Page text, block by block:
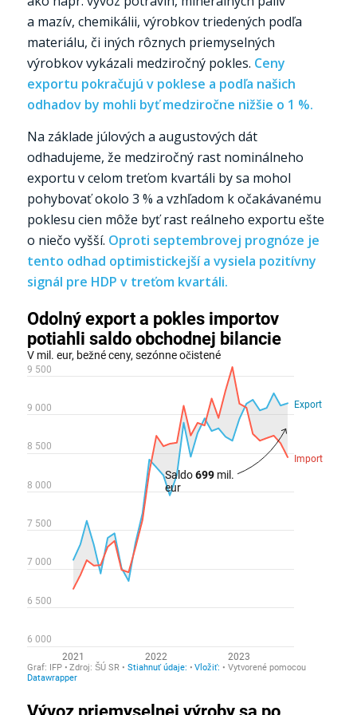
a mazív, chemikálii, výrobkov triedených podľa
materiálu, či iných rôznych priemyselných
výrobkov vykázali medziročný pokles. Ceny
exportu pokračujú v poklese a podľa našich
odhadov by mohli byť medziročne nižšie o 1 %.
Na základe júlových a augustových dát
odhadujeme, že medziročný rast nominálneho
exportu v celom treťom kvartáli by sa mohol
pohybovať okolo 3 % a vzhľadom k očakávanému
poklesu cien môže byť rast reálneho exportu ešte
o niečo vyšší. Oproti septembrovej prognóze je
tento odhad optimistickejší a vysiela pozitívny
signál pre HDP v treťom kvartáli.